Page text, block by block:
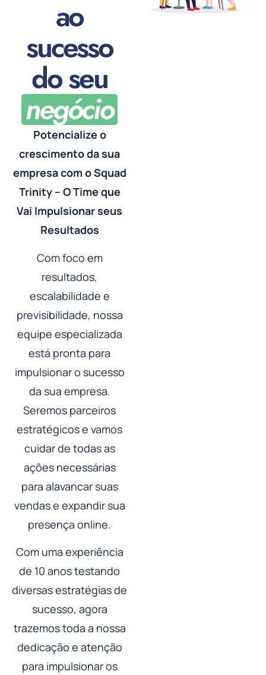
ao
sucesso
do seu
negócio
Potencialize o
crescimento da sua
empresa com o Squad
Trinity – O Time que
Vai Impulsionar seus
Resultados
Com foco em
resultados,
escalabilidade e
previsibilidade, nossa
equipe especializada
está pronta para
impulsionar o sucesso
da sua empresa.
Seremos parceiros
estratégicos e vamos
cuidar de todas as
ações necessárias
para alavancar suas
vendas e expandir sua
presença online.
Com uma experiência
de 10 anos testando
diversas estratégias de
sucesso, agora
trazemos toda a nossa
dedicação e atenção
para impulsionar os